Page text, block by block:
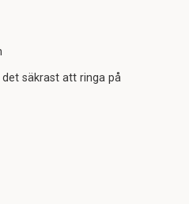
säkrast att ringa på